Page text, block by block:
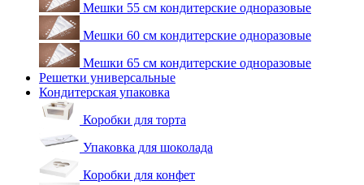
Мешки 55 см кондитерские одноразовые
Мешки 60 см кондитерские одноразовые
Мешки 65 см кондитерские одноразовые
Решетки универсальные
Кондитерская упаковка
Коробки для торта
Упаковка для шоколада
Коробки для конфет